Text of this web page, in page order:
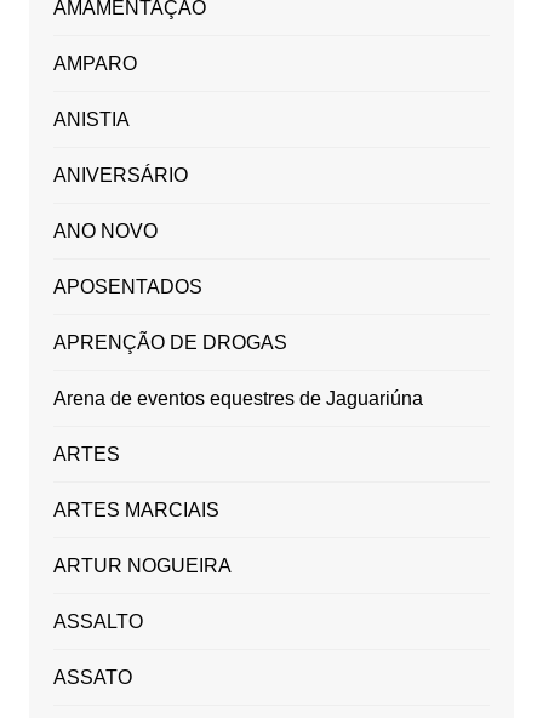
AMAMENTAÇÃO
AMPARO
ANISTIA
ANIVERSÁRIO
ANO NOVO
APOSENTADOS
APRENÇÃO DE DROGAS
Arena de eventos equestres de Jaguariúna
ARTES
ARTES MARCIAIS
ARTUR NOGUEIRA
ASSALTO
ASSATO